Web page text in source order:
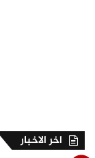
اخر الاخبار